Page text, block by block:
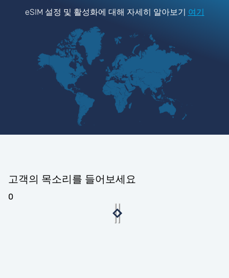
eSIM 설정 및 활성화에 대해 자세히 알아보기 여기
고객의 목소리를 들어보세요
0